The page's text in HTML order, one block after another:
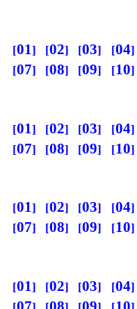
01 02 03 04
07
08 09 10
01 02 03 04
07
08 09 10
01 02 03 04
07
08 09 10
01 02 03 04